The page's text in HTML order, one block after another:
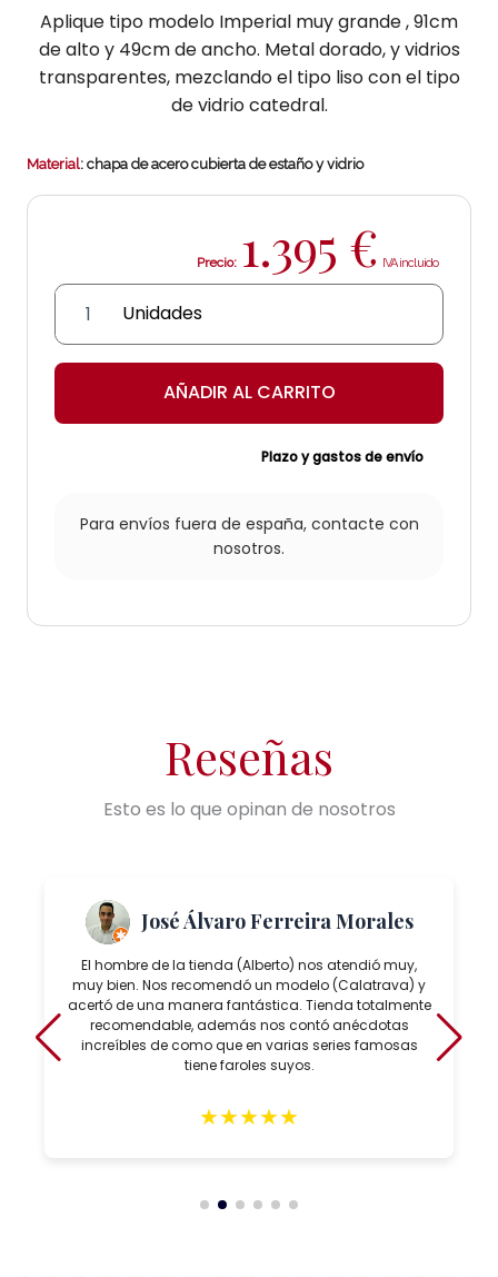
Aplique tipo modelo Imperial muy grande , 91cm
de alto y 49cm de ancho. Metal dorado, y vidrios
transparentes, mezclando el tipo liso con el tipo
de vidrio catedral.
Material: chapa de acero cubierta de estaño y vidrio
Precio: 1.395 €
Aplique
Imperial
muy
cantidad
AÑADIR AL CARRITO
Plazo y gastos de envío
Para envíos fuera de españa, contacte con
nosotros.
Reseñas
Esto es lo que opinan de nosotros
José Álvaro Ferreira Morales
El hombre de la tienda (Alberto) nos atendió muy,
muy bien. Nos recomendó un modelo (Calatrava) y
acertó de una manera fantástica. Tienda totalmente
recomendable, además nos contó anécdotas
increíbles de como que en varias series famosas
tiene faroles suyos.
★★★★★